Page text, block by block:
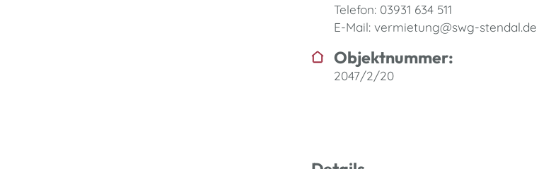
Telefon: 03931 634 511
E-Mail: vermietung@swg-stendal.de
Objektnummer:
2047/2/20